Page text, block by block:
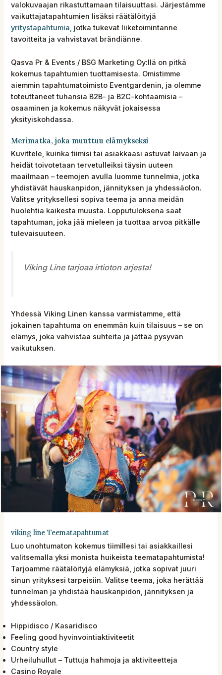
valokuvaajan rikastuttamaan tilaisuuttasi. Järjestämme
vaikuttajatapahtumien lisäksi räätälöityjä
yritystapahtumia, jotka tukevat liiketoimintanne
tavoitteita ja vahvistavat brändiänne.
Qasva Pr & Events / BSG Marketing Oy:llä on pitkä
kokemus tapahtumien tuottamisesta. Omistimme
aiemmin tapahtumatoimisto Eventgardenin, ja olemme
toteuttaneet tuhansia B2B- ja B2C-kohtaamisia –
osaaminen ja kokemus näkyvät jokaisessa
yksityiskohdassa.
Merimatka, joka muuttuu elämykseksi
Kuvittele, kuinka tiimisi tai asiakkaasi astuvat laivaan ja
heidät toivotetaan tervetulleiksi täysin uuteen
maailmaan – teemojen avulla luomme tunnelmia, jotka
yhdistävät hauskanpidon, jännityksen ja yhdessäolon.
Valitse yrityksellesi sopiva teema ja anna meidän
huolehtia kaikesta muusta. Lopputuloksena saat
tapahtuman, joka jää mieleen ja tuottaa arvoa pitkälle
tulevaisuuteen.
Viking Line tarjoaa irtioton arjesta!
Yhdessä Viking Linen kanssa varmistamme, että
jokainen tapahtuma on enemmän kuin tilaisuus – se on
elämys, joka vahvistaa suhteita ja jättää pysyvän
vaikutuksen.
viking line Teematapahtumat
Luo unohtumaton kokemus tiimillesi tai asiakkaillesi
valitsemalla yksi monista huikeista teematapahtumista!
Tarjoamme räätälöityjä elämyksiä, jotka sopivat juuri
sinun yrityksesi tarpeisiin. Valitse teema, joka herättää
tunnelman ja yhdistää hauskanpidon, jännityksen ja
yhdessäolon.
Hippidisco / Kasaridisco
Feeling good hyvinvointiaktiviteetit
Country style
Urheiluhullut – Tuttuja hahmoja ja aktiviteetteja
Casino Royale